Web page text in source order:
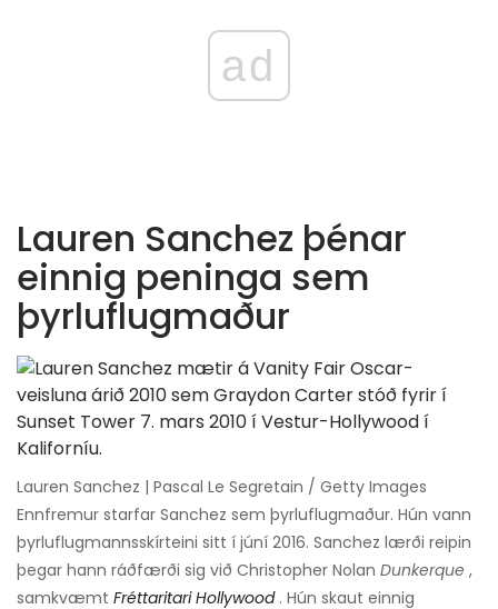
ad
Lauren Sanchez þénar
einnig peninga sem
þyrluflugmaður
Lauren Sanchez | Pascal Le Segretain / Getty Images
Ennfremur starfar Sanchez sem þyrluflugmaður. Hún vann
þyrluflugmannsskírteini sitt í júní 2016. Sanchez lærði reipin
þegar hann ráðfærði sig við Christopher Nolan Dunkerque ,
samkvæmt Fréttaritari Hollywood . Hún skaut einnig